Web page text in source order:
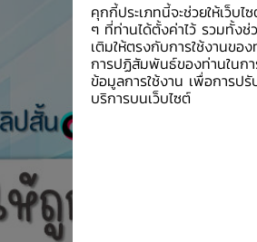
คุกกี้ประเภทนี้จะช่วยให้เว็บ
ๆ ที่ท่านได้ตั้งค่าไว้ รวมทั้งช่
เติมให้ตรงกับการใช้งานขอ
การปฏิสัมพันธ์ของท่านในกา
ข้อมูลการใช้งาน เพื่อการป
บริการบนเว็บไซต์